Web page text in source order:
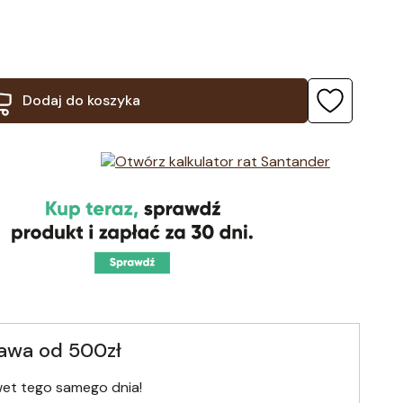
Dodaj do koszyka
od 500zł
tego samego dnia!